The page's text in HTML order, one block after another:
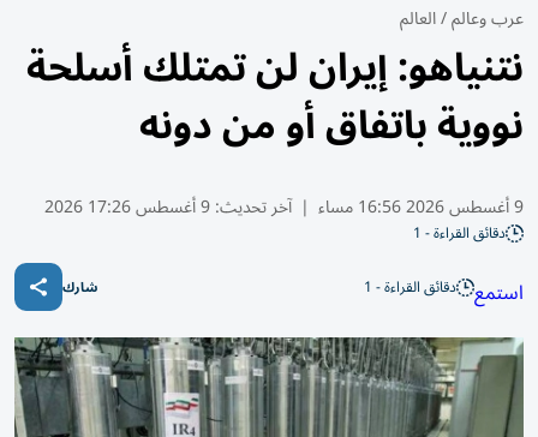
عرب وعالم/العالم
نتنياهو: إيران لن تمتلك أسلحة
نووية باتفاق أو من دونه
9 أغسطس 2026 16:56 مساء | آخر تحديث:9 أغسطس 17:26 2026
دقائق القراءة - 1
استمع دقائق القراءة - 1 شارك